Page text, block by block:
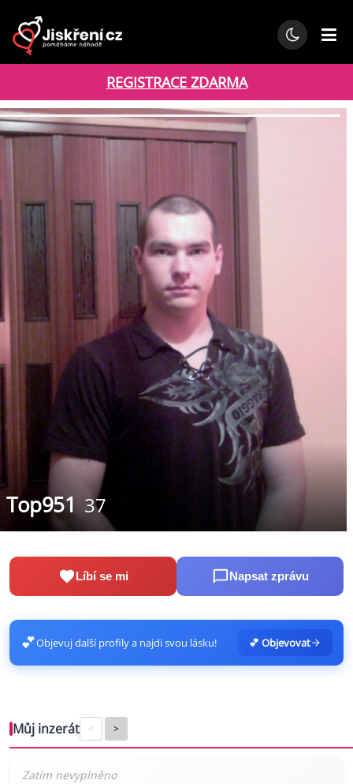
REGISTRACE ZDARMA
Top951 37
Líbí se mi Napsat zprávu
💕Objevuj další profily a najdi svou lásku! 💕 Objevovat
Můj inzerát < >